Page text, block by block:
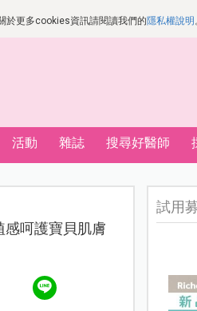
於更多cookies資訊請閱讀我們的隱私權說明
活動 雜誌 搜尋好醫師
呵護寶貝肌膚
試用